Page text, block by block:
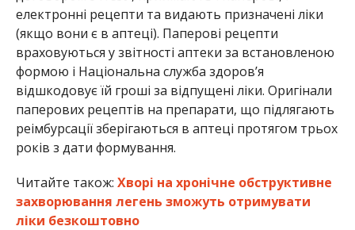
електронні рецепти та видають призначені ліки
(якщо вони є в аптеці). Паперові рецепти
враховуються у звітності аптеки за встановленою
формою і Національна служба здоров’я
відшкодовує їй гроші за відпущені ліки. Оригінали
паперових рецептів на препарати, що підлягають
реімбурсації зберігаються в аптеці протягом трьох
років з дати формування.
Читайте також: Хворі на хронічне обструктивне
захворювання легень зможуть отримувати
ліки безкоштовно